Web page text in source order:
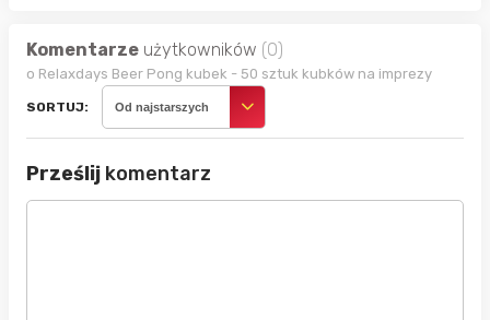
Komentarze użytkowników (0)
o Relaxdays Beer Pong kubek - 50 sztuk kubków na imprezy
SORTUJ: Od najstarszych
Prześlij komentarz